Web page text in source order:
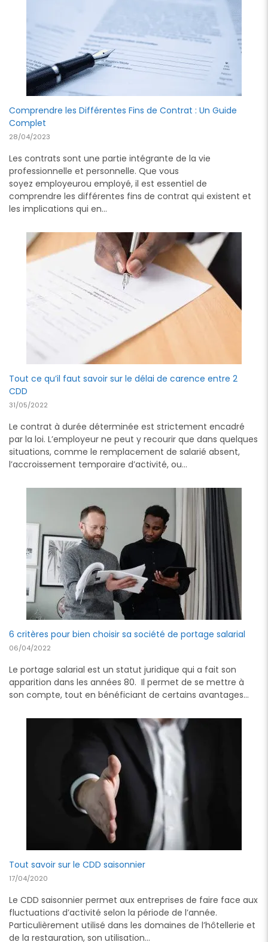
Comprendre les Différentes Fins de Contrat : Un Guide
Complet
28/04/2023
Les contrats sont une partie intégrante de la vie
professionnelle et personnelle. Que vous
soyez employeurou employé, il est essentiel de
comprendre les différentes fins de contrat qui existent et
les implications qui en…
Tout ce qu’il faut savoir sur le délai de carence entre 2
CDD
31/05/2022
Le contrat à durée déterminée est strictement encadré
par la loi. L’employeur ne peut y recourir que dans quelques
situations, comme le remplacement de salarié absent,
l’accroissement temporaire d’activité, ou…
6 critères pour bien choisir sa société de portage salarial
06/04/2022
Le portage salarial est un statut juridique qui a fait son
apparition dans les années 80. Il permet de se mettre à
son compte, tout en bénéficiant de certains avantages…
Tout savoir sur le CDD saisonnier
17/04/2020
Le CDD saisonnier permet aux entreprises de faire face aux
fluctuations d’activité selon la période de l’année.
Particulièrement utilisé dans les domaines de l’hôtellerie et
de la restauration, son utilisation…